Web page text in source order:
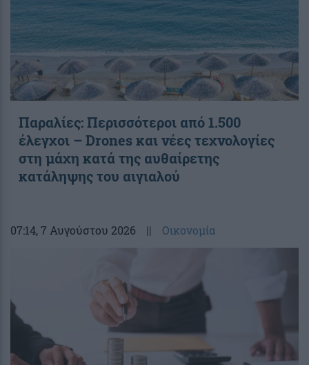
Παραλίες: Περισσότεροι από 1.500
έλεγχοι – Drones και νέες τεχνολογίες
στη μάχη κατά της αυθαίρετης
κατάληψης του αιγιαλού
07:14, 7 Αυγούστου 2026 || Οικονομία